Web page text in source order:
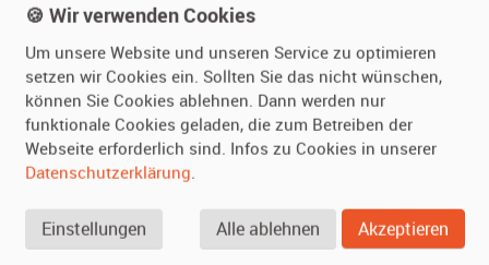
Fotos senden
Fragen für Vermieter
Inserat verwalten
Kontakt
SPECIAL
Berühmte Filmautos –
🍪 Wir verwenden Cookies
Um unsere Website und unseren Service zu optimieren
setzen wir Cookies ein. Sollten Sie das nicht wünschen,
können Sie Cookies ablehnen. Dann werden nur
funktionale Cookies geladen, die zum Betreiben der
Webseite erforderlich sind. Infos zu Cookies in unserer
Datenschutzerklärung.
Einstellungen Alle ablehnen Akzeptieren